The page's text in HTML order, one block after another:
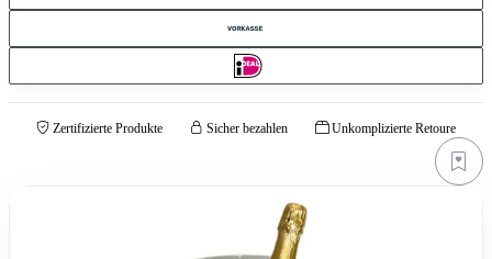
Zertifizierte Produkte Sicher bezahlen Unkomplizierte Retoure